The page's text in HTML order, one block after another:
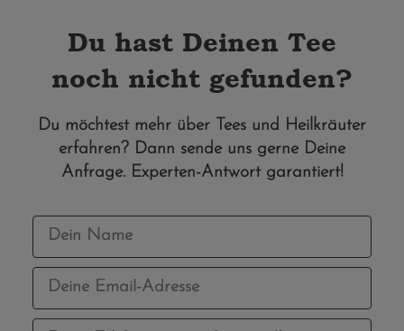
Du hast Deinen Tee
noch nicht gefunden?
Du möchtest mehr über Tees und Heilkräuter
erfahren? Dann sende uns gerne Deine
Anfrage. Experten-Antwort garantiert!